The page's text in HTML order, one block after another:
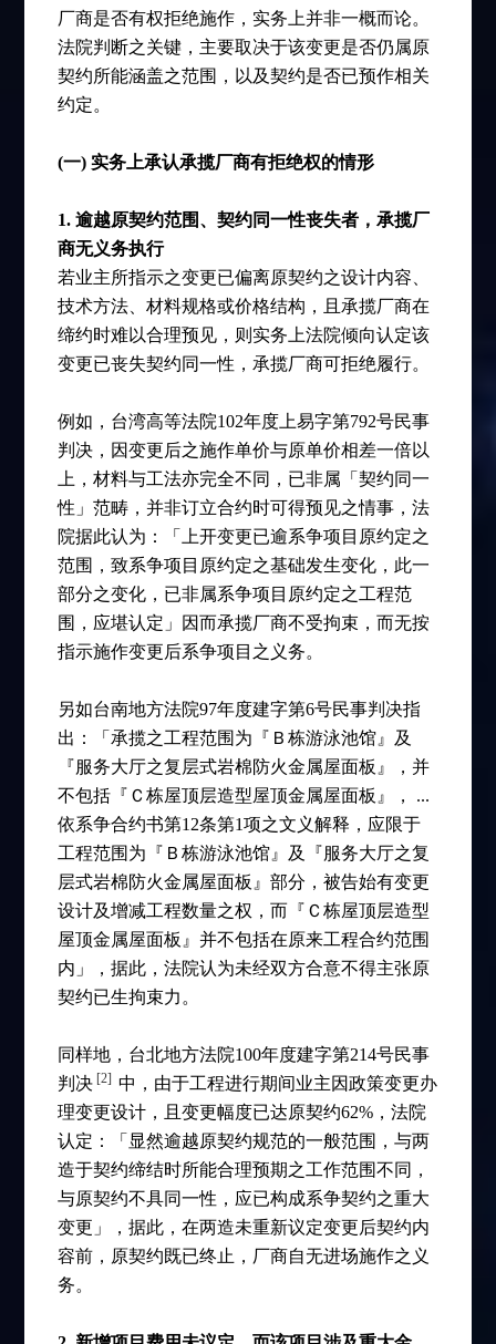
厂商是否有权拒绝施作，实务上并非一概而论。
法院判断之关键，主要取决于该变更是否仍属原
契约所能涵盖之范围，以及契约是否已预作相关
约定。
(一) 实务上承认承揽厂商有拒绝权的情形
1. 逾越原契约范围、契约同一性丧失者，承揽厂
商无义务执行
若业主所指示之变更已偏离原契约之设计内容、
技术方法、材料规格或价格结构，且承揽厂商在
缔约时难以合理预见，则实务上法院倾向认定该
变更已丧失契约同一性，承揽厂商可拒绝履行。
例如，台湾高等法院102年度上易字第792号民事
判决，因变更后之施作单价与原单价相差一倍以
上，材料与工法亦完全不同，已非属「契约同一
性」范畴，并非订立合约时可得预见之情事，法
院据此认为：「上开变更已逾系争项目原约定之
范围，致系争项目原约定之基础发生变化，此一
部分之变化，已非属系争项目原约定之工程范
围，应堪认定」因而承揽厂商不受拘束，而无按
指示施作变更后系争项目之义务。
另如台南地方法院97年度建字第6号民事判决指
出：「承揽之工程范围为『Ｂ栋游泳池馆』及
『服务大厅之复层式岩棉防火金属屋面板』，并
不包括『Ｃ栋屋顶层造型屋顶金属屋面板』， ...
依系争合约书第12条第1项之文义解释，应限于
工程范围为『Ｂ栋游泳池馆』及『服务大厅之复
层式岩棉防火金属屋面板』部分，被告始有变更
设计及增减工程数量之权，而『Ｃ栋屋顶层造型
屋顶金属屋面板』并不包括在原来工程合约范围
内」，据此，法院认为未经双方合意不得主张原
契约已生拘束力。
同样地，台北地方法院100年度建字第214号民事
判决 [2]中，由于工程进行期间业主因政策变更办
理变更设计，且变更幅度已达原契约62%，法院
认定：「显然逾越原契约规范的一般范围，与两
造于契约缔结时所能合理预期之工作范围不同，
与原契约不具同一性，应已构成系争契约之重大
变更」，据此，在两造未重新议定变更后契约内
容前，原契约既已终止，厂商自无进场施作之义
务。